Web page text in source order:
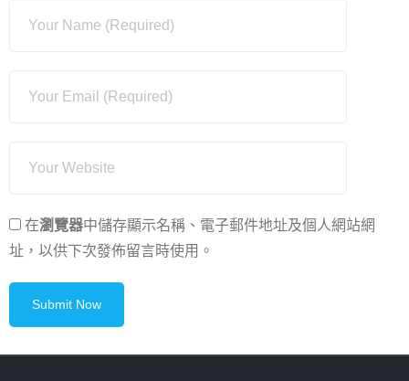
在瀏覽器中儲存顯示名稱、電子郵件地址及個人網站網
址，以供下次發佈留言時使用。